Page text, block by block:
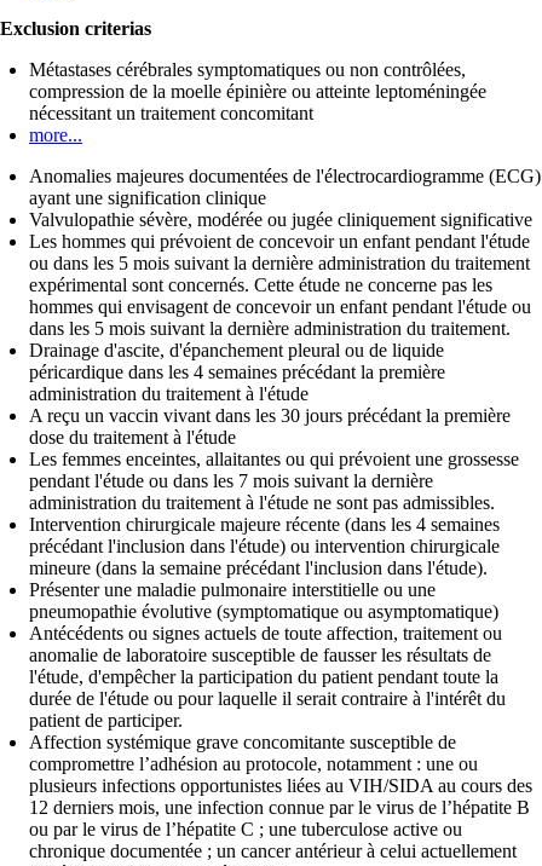
Exclusion criterias
Métastases cérébrales symptomatiques ou non contrôlées,
compression de la moelle épinière ou atteinte leptoméningée
nécessitant un traitement concomitant
more...
Anomalies majeures documentées de l'électrocardiogramme (ECG)
ayant une signification clinique
Valvulopathie sévère, modérée ou jugée cliniquement significative
Les hommes qui prévoient de concevoir un enfant pendant l'étude
ou dans les 5 mois suivant la dernière administration du traitement
expérimental sont concernés. Cette étude ne concerne pas les
hommes qui envisagent de concevoir un enfant pendant l'étude ou
dans les 5 mois suivant la dernière administration du traitement.
Drainage d'ascite, d'épanchement pleural ou de liquide
péricardique dans les 4 semaines précédant la première
administration du traitement à l'étude
A reçu un vaccin vivant dans les 30 jours précédant la première
dose du traitement à l'étude
Les femmes enceintes, allaitantes ou qui prévoient une grossesse
pendant l'étude ou dans les 7 mois suivant la dernière
administration du traitement à l'étude ne sont pas admissibles.
Intervention chirurgicale majeure récente (dans les 4 semaines
précédant l'inclusion dans l'étude) ou intervention chirurgicale
mineure (dans la semaine précédant l'inclusion dans l'étude).
Présenter une maladie pulmonaire interstitielle ou une
pneumopathie évolutive (symptomatique ou asymptomatique)
Antécédents ou signes actuels de toute affection, traitement ou
anomalie de laboratoire susceptible de fausser les résultats de
l'étude, d'empêcher la participation du patient pendant toute la
durée de l'étude ou pour laquelle il serait contraire à l'intérêt du
patient de participer.
Affection systémique grave concomitante susceptible de
compromettre l’adhésion au protocole, notamment : une ou
plusieurs infections opportunistes liées au VIH/SIDA au cours des
12 derniers mois, une infection connue par le virus de l’hépatite B
ou par le virus de l’hépatite C ; une tuberculose active ou
chronique documentée ; un cancer antérieur à celui actuellement